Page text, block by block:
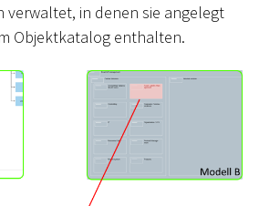
verwaltet, in denen sie angelegt
Objektkatalog enthalten.